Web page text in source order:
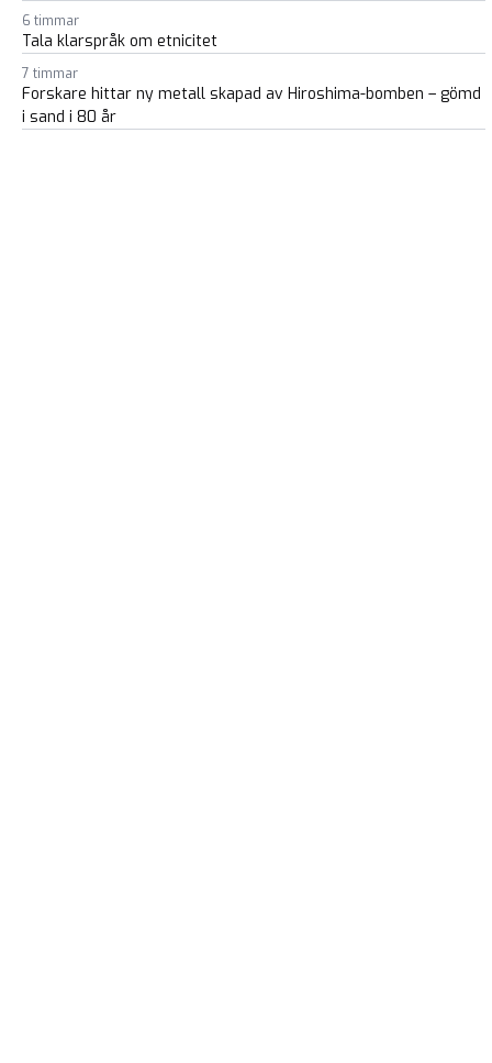
6 timmar
Tala klarspråk om etnicitet
7 timmar
Forskare hittar ny metall skapad av Hiroshima-bomben – gömd
i sand i 80 år